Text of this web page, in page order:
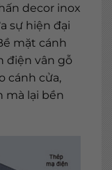
decor inox
sự hiện đại
mặt cánh
điện vân gỗ
cánh cửa,
mà lại bền